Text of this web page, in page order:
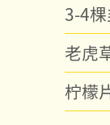
3-4
老虎
柠檬